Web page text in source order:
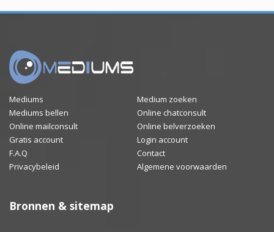
Mediums
Medium zoeken
Mediums bellen
Online chatconsult
Online mailconsult
Online belverzoeken
Gratis account
Login account
F.A.Q
Contact
Privacybeleid
Algemene voorwaarden
Bronnen & sitemap